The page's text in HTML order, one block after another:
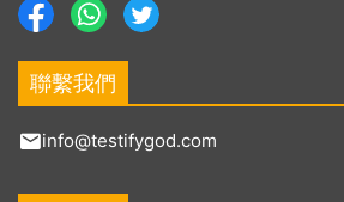
聯繫我們
info@testifygod.com